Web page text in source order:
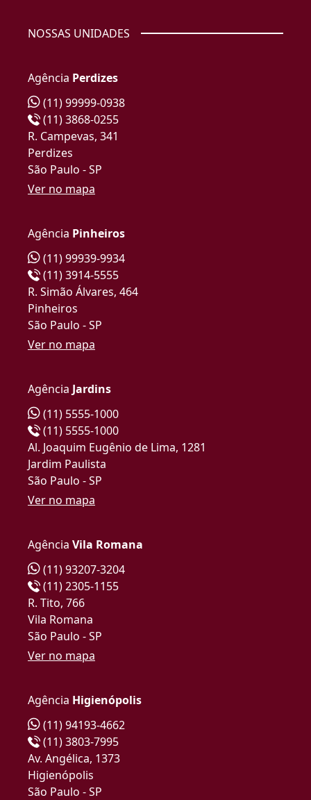
NOSSAS UNIDADES
Agência Perdizes
(11) 99999-0938
(11) 3868-0255
R. Campevas, 341
Perdizes
São Paulo - SP
Ver no mapa
Agência Pinheiros
(11) 99939-9934
(11) 3914-5555
R. Simão Álvares, 464
Pinheiros
São Paulo - SP
Ver no mapa
Agência Jardins
(11) 5555-1000
(11) 5555-1000
Al. Joaquim Eugênio de Lima, 1281
Jardim Paulista
São Paulo - SP
Ver no mapa
Agência Vila Romana
(11) 93207-3204
(11) 2305-1155
R. Tito, 766
Vila Romana
São Paulo - SP
Ver no mapa
Agência Higienópolis
(11) 94193-4662
(11) 3803-7995
Av. Angélica, 1373
Higienópolis
São Paulo - SP